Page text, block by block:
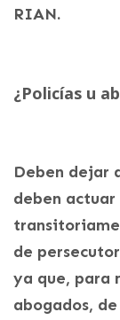
RIAN.
¿Policías u
Deben dejar
deben actuar
de
ya que, para
abogados,